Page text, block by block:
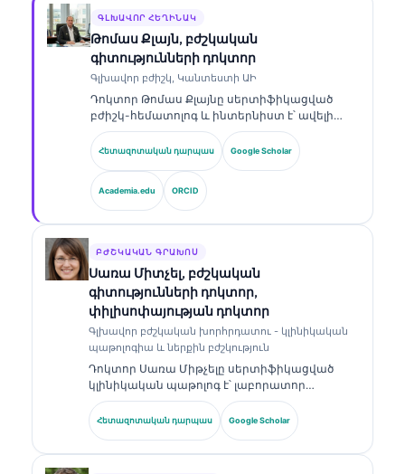
ԳԼԽԱՎՈՐ ՀԵՂԻՆԱԿ
Թոմաս Քլայն, բժշկական
գիտությունների դոկտոր
Գլխավոր բժիշկ, Կանտեստի ԱԻ
Դոկտոր Թոմաս Քլայնը սերտիֆիկացված
բժիշկ-հեմատոլոգ և ինտերնիստ է՝ ավելի
քան 15 տարվա փորձով լաբորատոր
բժշկության և ԱԻ-ի օգնությամբ կլինիկական
վերլուծության ոլորտում։ Որպես Kantesti AI-ի
գլխավոր բժշկական տնօրեն՝ նա ապահովում
է սեփականատիրական նեյրոնային ցանցի
բժշկական ճշգրտության կլինիկական
վերահսկողությունը։ Դոկտոր Քլայնը լայնորեն
հրապարակել է բիոմարկերների
ախտորոշման վերաբերյալ՝ լաբորատոր
բժշկության թեմաներով։.
Հետազոտական դարպաս Google Scholar
Academia.edu ORCID
ԲԺՇԿԱԿԱՆ ԳՐԱԽՈՍ
Սառա Միտչել, բժշկական
գիտությունների դոկտոր,
փիլիսոփայության դոկտոր
Գլխավոր բժշկական խորհրդատու - կլինիկական
պաթոլոգիա և ներքին բժշկություն
Դոկտոր Սառա Միթչելը սերտիֆիկացված
կլինիկական պաթոլոգ է՝ լաբորատոր
բժշկության և ախտորոշիչ վերլուծության
ոլորտում ավելի քան 18 տարվա փորձով։ Նա
ունի մասնագիտացված հավաստագրեր
Հետազոտական դարպաս Google Scholar